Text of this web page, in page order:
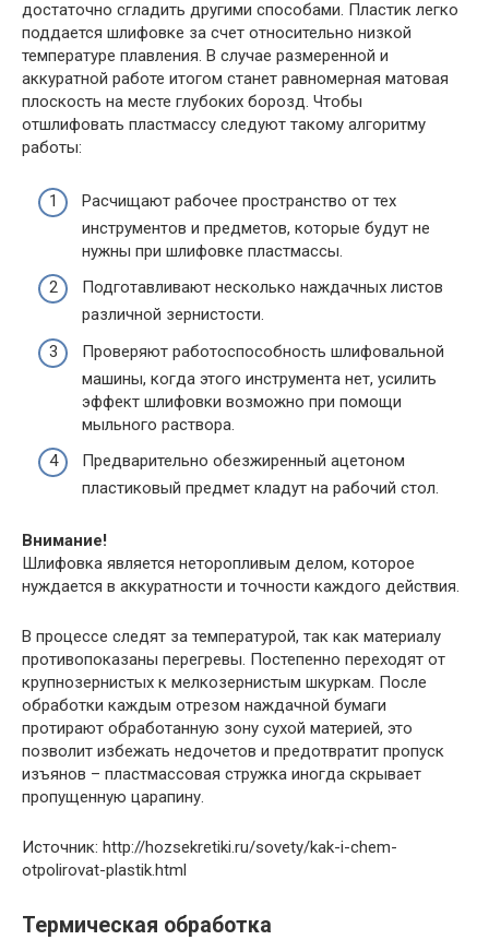
достаточно сгладить другими способами. Пластик легко
поддается шлифовке за счет относительно низкой
температуре плавления. В случае размеренной и
аккуратной работе итогом станет равномерная матовая
плоскость на месте глубоких борозд. Чтобы
отшлифовать пластмассу следуют такому алгоритму
работы:
Расчищают рабочее пространство от тех
инструментов и предметов, которые будут не
нужны при шлифовке пластмассы.
Подготавливают несколько наждачных листов
различной зернистости.
Проверяют работоспособность шлифовальной
машины, когда этого инструмента нет, усилить
эффект шлифовки возможно при помощи
мыльного раствора.
Предварительно обезжиренный ацетоном
пластиковый предмет кладут на рабочий стол.
Внимание!
Шлифовка является неторопливым делом, которое
нуждается в аккуратности и точности каждого действия.
В процессе следят за температурой, так как материалу
противопоказаны перегревы. Постепенно переходят от
крупнозернистых к мелкозернистым шкуркам. После
обработки каждым отрезом наждачной бумаги
протирают обработанную зону сухой материей, это
позволит избежать недочетов и предотвратит пропуск
изъянов – пластмассовая стружка иногда скрывает
пропущенную царапину.
Источник: http://hozsekretiki.ru/sovety/kak-i-chem-
otpolirovat-plastik.html
Термическая обработка